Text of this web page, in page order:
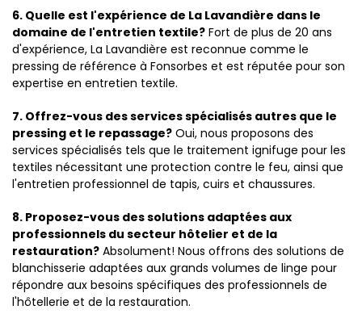
6. Quelle est l'expérience de La Lavandière dans le
domaine de l'entretien textile? Fort de plus de 20 ans
d'expérience, La Lavandière est reconnue comme le
pressing de référence à Fonsorbes et est réputée pour son
expertise en entretien textile.
7. Offrez-vous des services spécialisés autres que le
pressing et le repassage? Oui, nous proposons des
services spécialisés tels que le traitement ignifuge pour les
textiles nécessitant une protection contre le feu, ainsi que
l'entretien professionnel de tapis, cuirs et chaussures.
8. Proposez-vous des solutions adaptées aux
professionnels du secteur hôtelier et de la
restauration? Absolument! Nous offrons des solutions de
blanchisserie adaptées aux grands volumes de linge pour
répondre aux besoins spécifiques des professionnels de
l'hôtellerie et de la restauration.